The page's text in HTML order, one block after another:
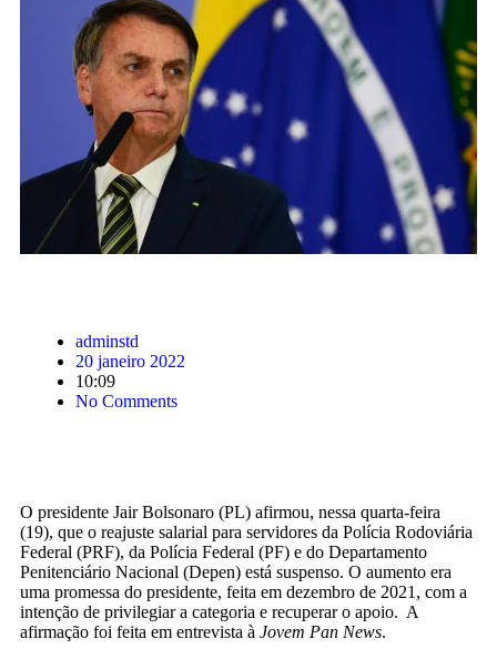
adminstd
20 janeiro 2022
10:09
No Comments
O presidente Jair Bolsonaro (PL) afirmou, nessa quarta-feira
(19), que o reajuste salarial para servidores da Polícia Rodoviária
Federal (PRF), da Polícia Federal (PF) e do Departamento
Penitenciário Nacional (Depen) está suspenso. O aumento era
uma promessa do presidente, feita em dezembro de 2021, com a
intenção de privilegiar a categoria e recuperar o apoio. A
afirmação foi feita em entrevista à Jovem Pan News.